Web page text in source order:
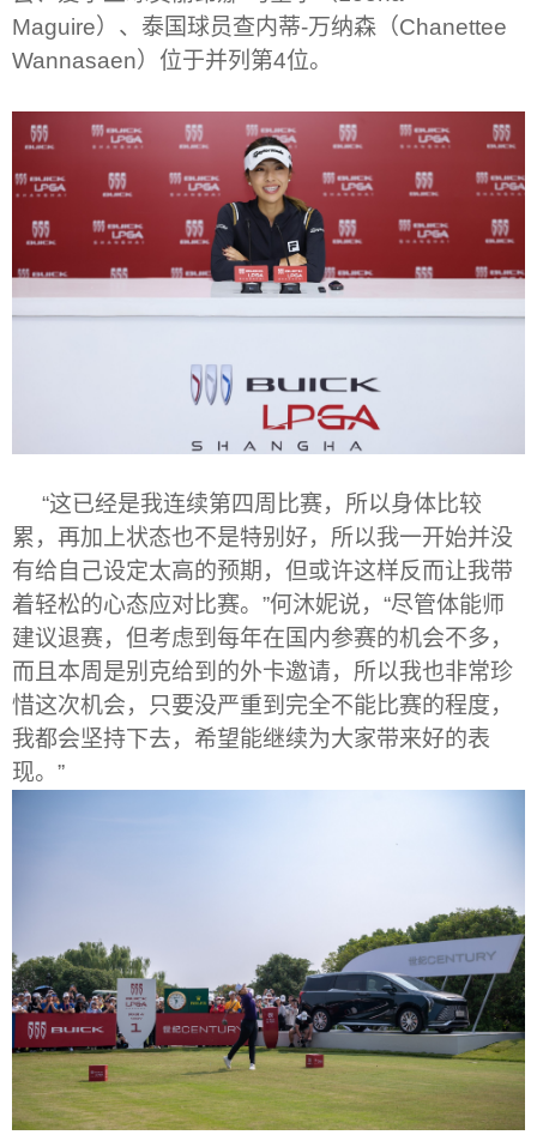
Maguire）、泰国球员查内蒂-万纳森（Chanettee
Wannasaen）位于并列第4位。
“这已经是我连续第四周比赛，所以身体比较
累，再加上状态也不是特别好，所以我一开始并没
有给自己设定太高的预期，但或许这样反而让我带
着轻松的心态应对比赛。 ”何沐妮说， “尽管体能师
建议退赛，但考虑到每年在国内参赛的机会不多，
而且本周是别克给到的外卡邀请，所以我也非常珍
惜这次机会，只要没严重到完全不能比赛的程度，
我都会坚持下去，希望能继续为大家带来好的表
现。 ”